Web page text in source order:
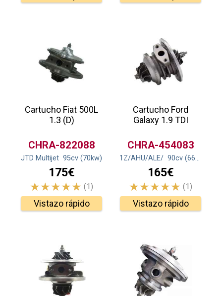
Cartucho Fiat 500L
1.3 (D)
CHRA-822088
JTD Multijet 95cv (70kw)
175€
(1)
Vistazo rápido
Cartucho Ford
Galaxy 1.9 TDI
CHRA-454083
1Z/AHU/ALE/ 90cv (66kw
165€
(1)
Vistazo rápido